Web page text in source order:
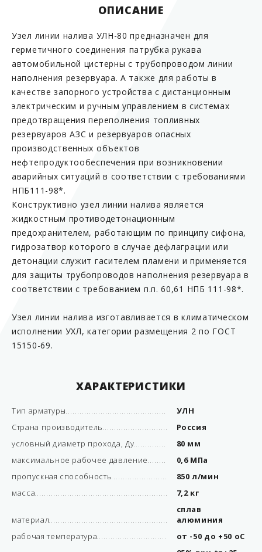
ОПИСАНИЕ
Узел линии налива УЛН-80 предназначен для
герметичного соединения патрубка рукава
автомобильной цистерны с трубопроводом линии
наполнения резервуара. А также для работы в
качестве запорного устройства с дистанционным
электрическим и ручным управлением в системах
предотвращения переполнения топливных
резервуаров АЗС и резервуаров опасных
производственных объектов
нефтепродуктообеспечения при возникновении
аварийных ситуаций в соответствии с требованиями
НПБ111-98*.
Конструктивно узел линии налива является
жидкостным противодетонационным
предохранителем, работающим по принципу сифона,
гидрозатвор которого в случае дефлаграции или
детонации служит гасителем пламени и применяется
для защиты трубопроводов наполнения резервуара в
соответствии с требованием п.п. 60,61 НПБ 111-98*.
Узел линии налива изготавливается в климатическом
исполнении УХЛ, категории размещения 2 по ГОСТ
15150-69.
ХАРАКТЕРИСТИКИ
Тип арматуры
УЛН
Страна производитель
Россия
условный диаметр прохода, Ду
80 мм
максимальное рабочее давление
0,6 МПа
пропускная способность
850 л/мин
масса
7,2 кг
материал
сплав
алюминия
рабочая температура
от -50 до +50 оС